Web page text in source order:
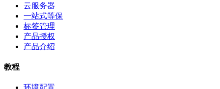
云服务器
一站式等保
标签管理
产品授权
产品介绍
教程